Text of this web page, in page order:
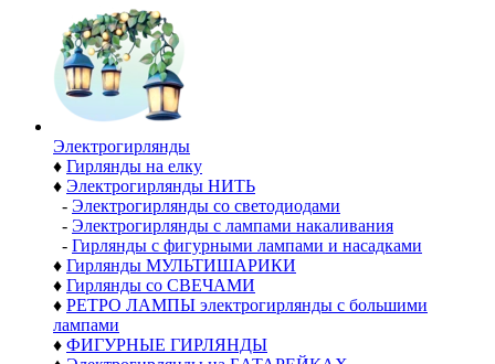
Электро­гирлянды
♦ Гирлянды на елку
♦ Электрогирлянды НИТЬ
- Электрогирлянды со светодиодами
- Электрогирлянды с лампами накаливания
- Гирлянды с фигурными лампами и насадками
♦ Гирлянды МУЛЬТИШАРИКИ
♦ Гирлянды со СВЕЧАМИ
♦ РЕТРО ЛАМПЫ электрогирлянды с большими
лампами
♦ ФИГУРНЫЕ ГИРЛЯНДЫ